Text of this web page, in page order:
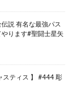
説 有名な最強パス
ります#聖闘士星矢
スティス 】 #444 彫